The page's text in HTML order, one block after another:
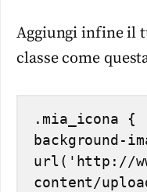
Aggiungi infine il
classe come
.mia_icona {
background-
url('http://
content/